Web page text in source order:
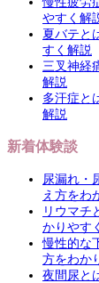
やすく解
夏バテと
すく解説
三叉神経
解説
多汗症と
解説
新着体験談
尿漏れ・
え方をわ
リウマチ
かりやす
慢性的な
方をわか
夜間尿と